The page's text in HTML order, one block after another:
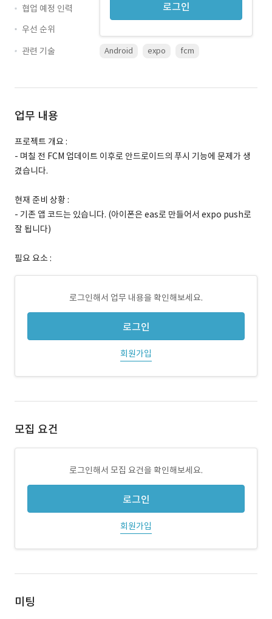
로그인
협업 예정 인력
우선 순위
관련 기술
Android expo fcm
업무 내용
프로젝트 개요 :
- 며칠 전 FCM 업데이트 이후로 안드로이드의 푸시 기능에 문제가 생
겼습니다.
현재 준비 상황 :
- 기존 앱 코드는 있습니다. (아이폰은 eas로 만들어서 expo push로
잘 됩니다)
필요 요소 :
로그인해서 업무 내용을 확인해보세요.
로그인
회원가입
모집 요건
로그인해서 모집 요건을 확인해보세요.
로그인
회원가입
미팅